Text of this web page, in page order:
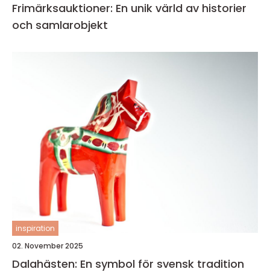
Frimärksauktioner: En unik värld av historier
och samlarobjekt
inspiration
02. November 2025
Dalahästen: En symbol för svensk tradition